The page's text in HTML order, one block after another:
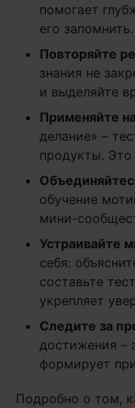
помогает
его
Повторяйте
знания не
и выделяйте
Применяйте
делание» –
продукты. Это
обучение
мини-
Устраивайте
себя:
составьте
укрепляет
Следите за
достижения –
формирует
Подробно о том,